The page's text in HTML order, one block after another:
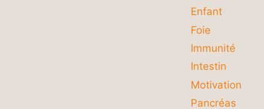
Enfant
Foie
Immunité
Intestin
Motivation
Pancréas